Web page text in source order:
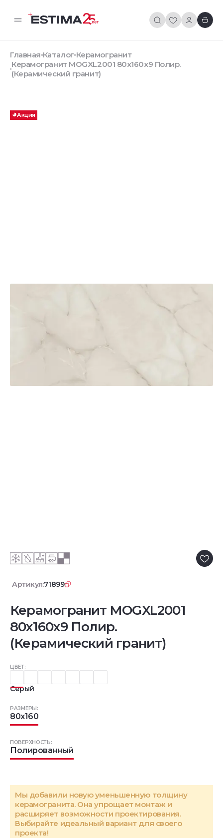
Главная Каталог Керамогранит
Керамогранит MOGXL2001 80x160x9 Полир.
(Керамический гранит)
Акция
Артикул:71899
Керамогранит MOGXL2001
80x160x9 Полир.
(Керамический гранит)
ЦВЕТ:
Серый
РАЗМЕРЫ:
80x160
ПОВЕРХНОСТЬ:
Полированный
Мы добавили новую уменьшенную толщину
керамогранита. Она упрощает монтаж и
расширяет возможности проектирования.
Выбирайте идеальный вариант для своего
проекта!